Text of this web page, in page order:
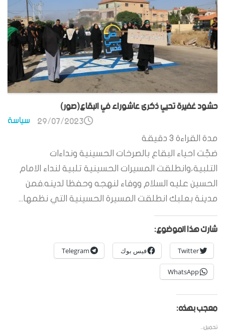
حشود غفيرة تحيي ذكرى عاشوراء في البقاع(صور)
سياسة 29/07/2023
مدة القراءة 3 دقيقة
ضجّت احياء البقاع بالصرخات الحسينية ونداءات
التلبية،وانطلقت المسيرات الحسينية تلبية لنداء الامام
الحسين عليه السلام ووفاء لنهجه وحفظا لدينه.فمن
مدينة بعلبك انطلقت المسيرة الحسينية التي نظمها...
شارك هذا الموضوع:
Twitter فيس بوك Telegram
WhatsApp
معجب بهذه:
تحميل...